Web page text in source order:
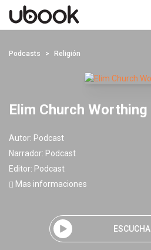
Podcasts Religión
Elim Church Worthing
Autor: Podcast
Narrador: Podcast
Editor: Podcast
Mas informaciones
ESCUCHA